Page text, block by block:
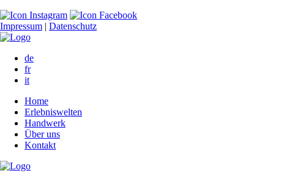
Impressum | Datenschutz
de
fr
it
Home
Erlebniswelten
Handwerk
Über uns
Kontakt